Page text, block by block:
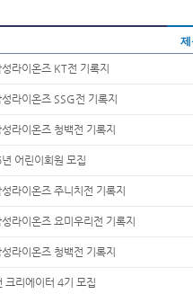
라이온즈 KT전 기록지
라이온즈 SSG전 기록지
라이온즈 청백전 기록지
어린이회원 모집
라이온즈 주니치전 기록지
라이온즈 요미우리전 기록지
라이온즈 청백전 기록지
크리에이터 4기 모집